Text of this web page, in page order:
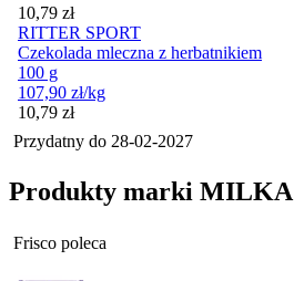
Cena
10,79 zł
RITTER SPORT
Czekolada mleczna z herbatnikiem
100 g
107,90 zł/kg
Cena
10,79 zł
Przydatny do 28-02-2027
Produkty marki MILKA
Frisco poleca